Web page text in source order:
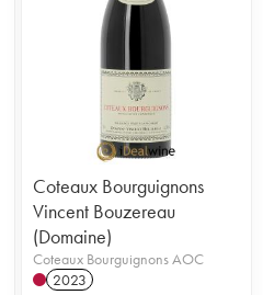
Coteaux Bourguignons
Vincent Bouzereau
(Domaine)
Coteaux Bourguignons AOC
2023